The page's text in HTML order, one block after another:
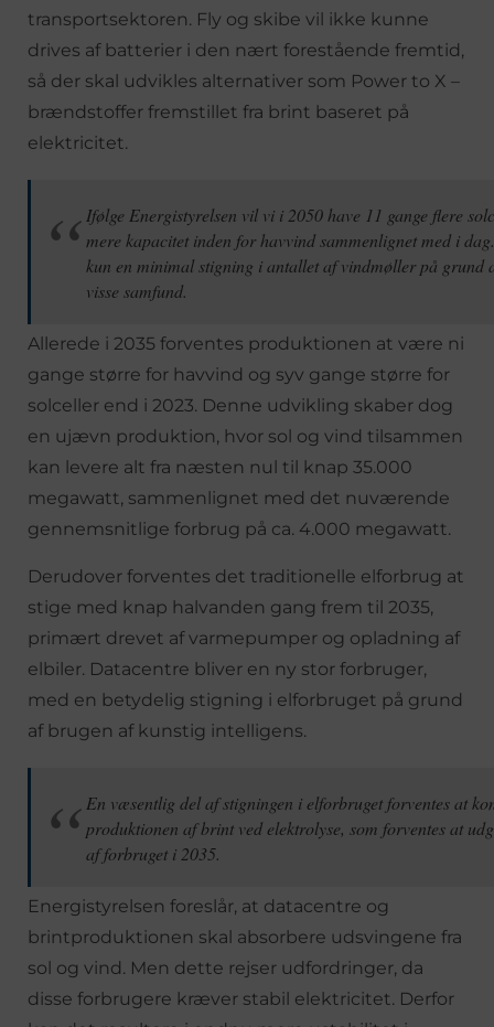
transportsektoren. Fly og skibe vil ikke kunne
drives af batterier i den nært forestående fremtid,
så der skal udvikles alternativer som Power to X –
brændstoffer fremstillet fra brint baseret på
elektricitet.
Ifølge Energistyrelsen vil vi i 2050 have 11 gange flere
mere kapacitet inden for havvind sammenlignet med i
kun en minimal stigning i antallet af vindmøller på grund
visse samfund.
Allerede i 2035 forventes produktionen at være ni
gange større for havvind og syv gange større for
solceller end i 2023. Denne udvikling skaber dog
en ujævn produktion, hvor sol og vind tilsammen
kan levere alt fra næsten nul til knap 35.000
megawatt, sammenlignet med det nuværende
gennemsnitlige forbrug på ca. 4.000 megawatt.
Derudover forventes det traditionelle elforbrug at
stige med knap halvanden gang frem til 2035,
primært drevet af varmepumper og opladning af
elbiler. Datacentre bliver en ny stor forbruger,
med en betydelig stigning i elforbruget på grund
af brugen af kunstig intelligens.
En væsentlig del af stigningen i elforbruget forventes at
produktionen af brint ved elektrolyse, som forventes at
af forbruget i 2035.
Energistyrelsen foreslår, at datacentre og
brintproduktionen skal absorbere udsvingene fra
sol og vind. Men dette rejser udfordringer, da
disse forbrugere kræver stabil elektricitet. Derfor